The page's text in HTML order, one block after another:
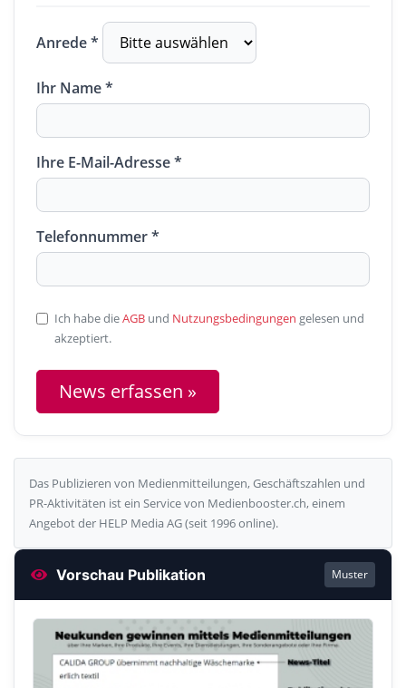
Anrede *
Ihr Name *
Ihre E-Mail-Adresse *
Telefonnummer *
Ich habe dieAGB und Nutzungsbedingungen gelesen und
akzeptiert.
News erfassen »
Das Publizieren von Medienmitteilungen, Geschäftszahlen und
PR-Aktivitäten ist ein Service von Medienbooster.ch, einem
Angebot der HELP Media AG (seit 1996 online).
Vorschau Publikation Muster